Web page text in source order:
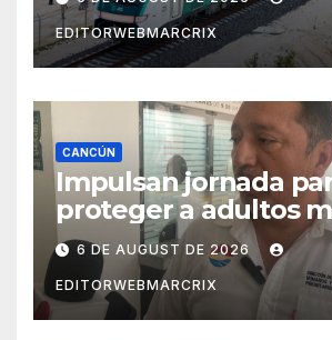
EDITORWEBMARCRIX
CANCÚN
Impulsan jornada
proteger a adultos
de fraudes en
6 DE AUGUST DE 2026
EDITORWEBMARCRIX